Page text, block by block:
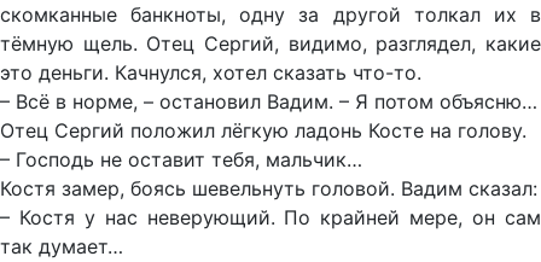
скомканные банкноты, одну за другой толкал их в
тёмную щель. Отец Сергий, видимо, разглядел, какие
это деньги. Качнулся, хотел сказать что-то.
– Всё в норме, – остановил Вадим. – Я потом объясню…
Отец Сергий положил лёгкую ладонь Косте на голову.
– Господь не оставит тебя, мальчик…
Костя замер, боясь шевельнуть головой. Вадим сказал:
– Костя у нас неверующий. По крайней мере, он сам
так думает…